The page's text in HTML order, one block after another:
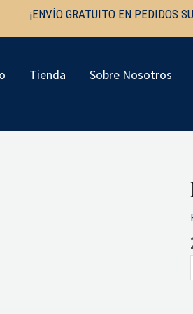
¡ENVÍO GRATUITO EN PEDIDOS
Tienda Sobre Nosotros